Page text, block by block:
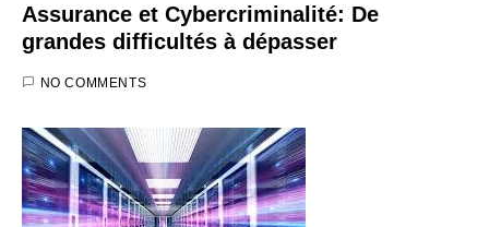
Assurance et Cybercriminalité: De
grandes difficultés à dépasser
NO COMMENTS